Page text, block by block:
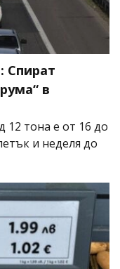
Спират
в
12 тона е от 16 до
и неделя до